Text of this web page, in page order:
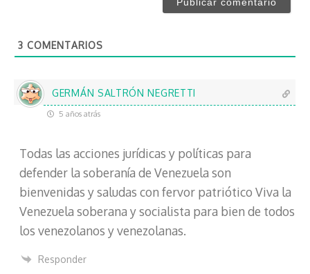
l
t
3 COMENTARIOS
GERMÁN SALTRÓN NEGRETTI
5 años atrás
Todas las acciones jurídicas y políticas para
defender la soberanía de Venezuela son
bienvenidas y saludas con fervor patriótico Viva la
Venezuela soberana y socialista para bien de todos
los venezolanos y venezolanas.
Responder